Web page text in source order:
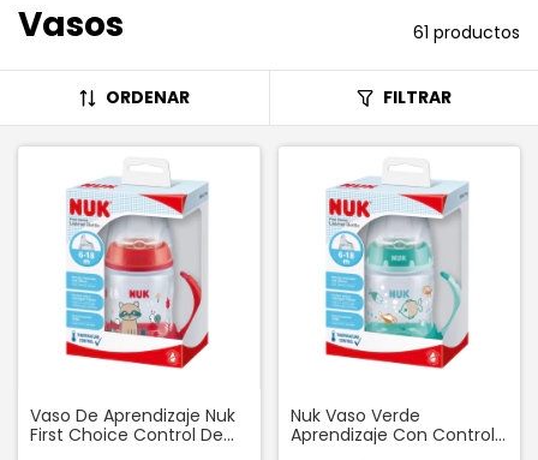
Vasos 61 productos
ORDENAR FILTRAR
Vaso De Aprendizaje Nuk
First Choice Control De
Nuk Vaso Verde
Aprendizaje Con Control